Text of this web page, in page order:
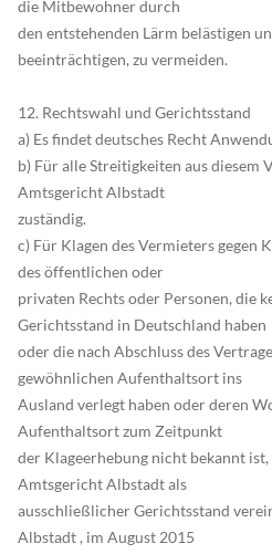
die Mitbewohner durch
den entstehenden Lärm belästigen
beeinträchtigen, zu vermeiden.
12. Rechtswahl und Gerichtsstand
a) Es findet deutsches Recht
b) Für alle Streitigkeiten aus diesem
Amtsgericht Albstadt
zuständig.
c) Für Klagen des Vermieters gegen
des öffentlichen oder
privaten Rechts oder Personen, die
Gerichtsstand in Deutschland haben
oder die nach Abschluss des
gewöhnlichen Aufenthaltsort ins
Ausland verlegt haben oder deren
Aufenthaltsort zum Zeitpunkt
der Klageerhebung nicht bekannt
Amtsgericht Albstadt als
ausschließlicher Gerichtsstand
Albstadt , im August 2015